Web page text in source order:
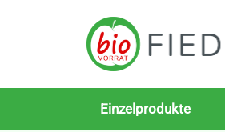
Einzelprodukte